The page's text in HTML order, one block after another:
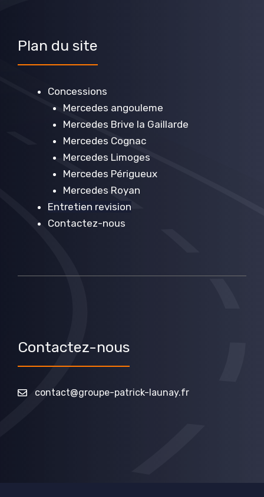
Plan du site
Concessions
Mercedes angouleme
Mercedes Brive la Gaillarde
Mercedes Cognac
Mercedes Limoges
Mercedes Périgueux
Mercedes Royan
Entretien revision
Contactez-nous
Contactez-nous
contact@groupe-patrick-launay.fr